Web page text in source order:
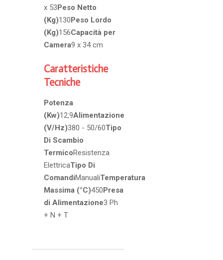
x 53Peso Netto
(Kg)130Peso Lordo
(Kg)156Capacità per
Camera9 x 34 cm
Caratteristiche
Tecniche
Potenza
(Kw)12,9Alimentazione
(V/Hz)380 - 50/60Tipo
Di Scambio
TermicoResistenza
ElettricaTipo Di
ComandiManualiTemperatura
Massima (°C)450Presa
di Alimentazione3 Ph
+ N + T